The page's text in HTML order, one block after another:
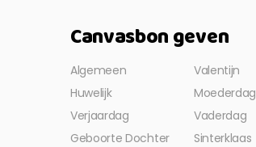
Canvasbon geven
Algemeen
Huwelijk
Verjaardag
Geboorte Dochter
Valentijn
Moederdag
Vaderdag
Sinterklaas